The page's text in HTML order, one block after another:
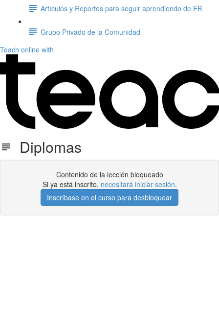
Artículos y Reportes para seguir aprendiendo de EB
Grupo Privado de la Comunidad
Teach online with
Diplomas
Contenido de la lección bloqueado
Si ya está inscrito, necesitará iniciar sesión.
Inscríbase en el curso para desbloquear